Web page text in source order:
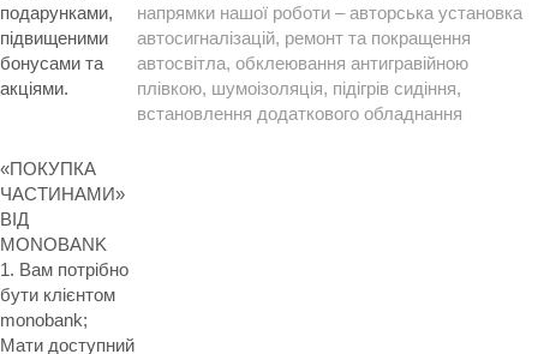
подарунками,
підвищеними
бонусами та
акціями.
«ПОКУПКА
ЧАСТИНАМИ»
ВІД
MONOBANK
1. Вам потрібно
бути клієнтом
monobank;
Мати доступний
напрямки нашої роботи – авторська установка
автосигналізацій, ремонт та покращення
автосвітла, обклеювання антигравійною
плівкою, шумоізоляція, підігрів сидіння,
встановлення додаткового обладнання